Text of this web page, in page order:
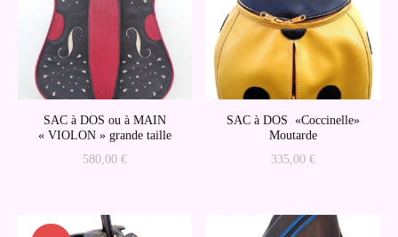
SAC à DOS ou à MAIN
« VIOLON » grande taille
580,00 €
SAC à DOS «Coccinelle»
Moutarde
335,00€